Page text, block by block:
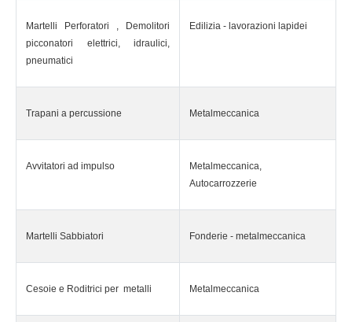
Martelli Perforatori , Demolitori
picconatori elettrici, idraulici,
pneumatici
Edilizia - lavorazioni lapidei
Trapani a percussione Metalmeccanica
Avvitatori ad impulso
Metalmeccanica,
Autocarrozzerie
Martelli Sabbiatori Fonderie - metalmeccanica
Cesoie e Roditrici per metalli Metalmeccanica